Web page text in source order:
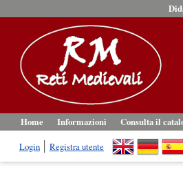
Home Informazioni
Consulta il
Login
Registra utente